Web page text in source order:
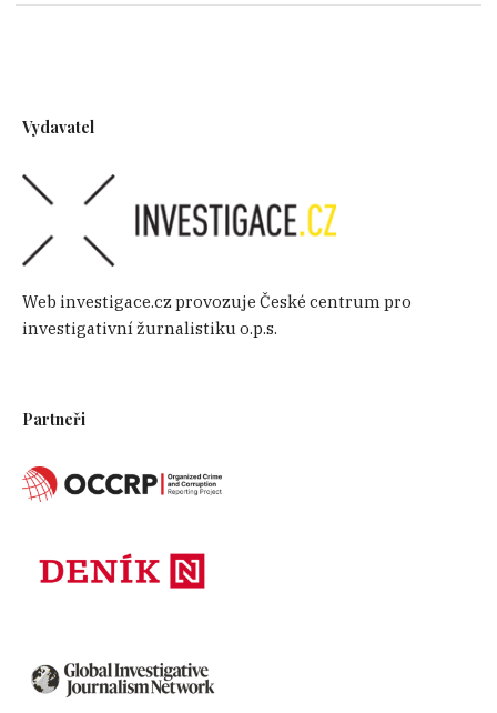
Vydavatel
Web investigace.cz provozuje České centrum pro
investigativní žurnalistiku o.p.s.
Partneři